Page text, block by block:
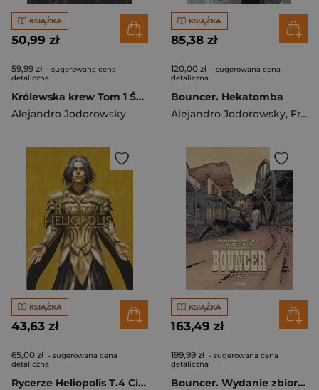
KSIĄŻKA
50,99 zł
59,99 zł - sugerowana cena
detaliczna
Królewska krew Tom 1 Świętokradcze zaślubiny
Alejandro Jodorowsky
KSIĄŻKA
85,38 zł
120,00 zł - sugerowana cena
detaliczna
Bouncer. Hekatomba
Alejandro Jodorowsky, Franois Boucq
KSIĄŻKA
43,63 zł
65,00 zł - sugerowana cena
detaliczna
Rycerze Heliopolis T.4 Citrinitas, faza żółcienia
KSIĄŻKA
163,49 zł
199,99 zł - sugerowana cena
detaliczna
Bouncer. Wydanie zbiorcze T.1-7